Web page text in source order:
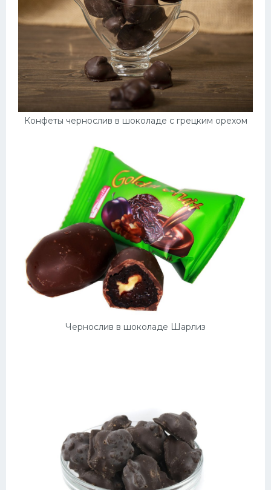
Конфеты чернослив в шоколаде с грецким орехом
Чернослив в шоколаде Шарлиз